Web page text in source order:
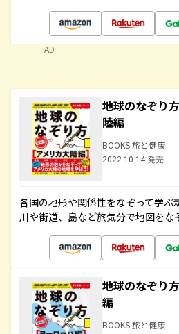
AD
地球のなぞり
陸編
BOOKS 旅と健康
2022.10.14 発売
各国の地形や関係性をなぞって学ぶ
川や街道、島など旅気分で地図をな
地球のなぞ
編
BOOKS 旅と健康